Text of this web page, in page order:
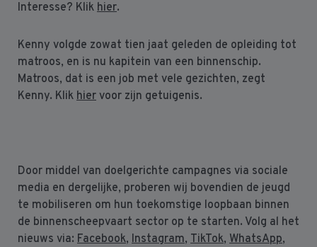
Interesse? Klik hier.
Kenny volgde zowat tien jaat geleden de opleiding tot
matroos, en is nu kapitein van een binnenschip.
Matroos, dat is een job met vele gezichten, zegt
Kenny. Klik hier voor zijn getuigenis.
Door middel van doelgerichte campagnes via sociale
media en dergelijke, proberen wij bovendien de jeugd
te mobiliseren om hun toekomstige loopbaan binnen
de binnenscheepvaart sector op te starten. Volg al het
nieuws via: Facebook, Instagram, TikTok, WhatsApp,